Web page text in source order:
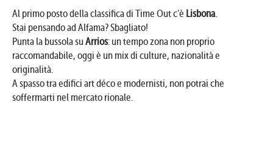
Al primo posto della classifica di Time Out c’è Lisbona.
Stai pensando ad Alfama? Sbagliato!
Punta la bussola su Arrios: un tempo zona non proprio
raccomandabile, oggi è un mix di culture, nazionalità e
originalità.
A spasso tra edifici art déco e modernisti, non potrai che
soffermarti nel mercato rionale.